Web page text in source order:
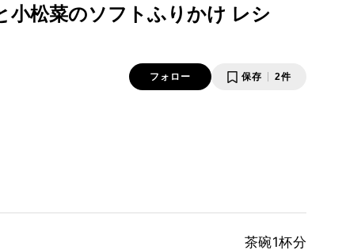
松菜のソフトふりかけ レシ
フォロー 保存 2件
茶碗1杯分